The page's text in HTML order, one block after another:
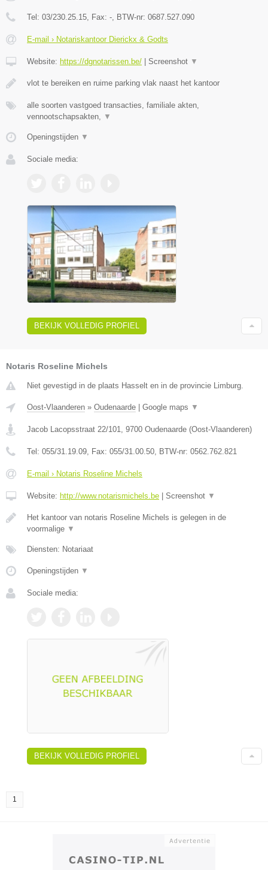
Tel: 03/230.25.15 , Fax: - , BTW-nr: 0687.527.090
E-mail › Notariskantoor Dierickx & Godts
Website: https://dgnotarissen.be/ Screenshot ▼
vlot te bereiken en ruime parking vlak naast het kantoor
alle soorten vastgoed transacties, familiale akten,
vennootschapsakten,
▼
Openingstijden ▼
Sociale media:
BEKIJK VOLLEDIG PROFIEL
Notaris Roseline Michels
Niet gevestigd in de plaats Hasselt en in de provincie Limburg.
Oost-Vlaanderen » Oudenaarde | Google maps ▼
Jacob Lacopsstraat 22/101 9700 Oudenaarde (Oost-Vlaanderen)
Tel: 055/31.19.09 , Fax: 055/31.00.50 , BTW-nr: 0562.762.821
E-mail › Notaris Roseline Michels
Website: http://www.notarismichels.be | Screenshot ▼
Het kantoor van notaris Roseline Michels is gelegen in de
voormalige ▼
Diensten: Notariaat
Openingstijden ▼
Sociale media:
BEKIJK VOLLEDIG PROFIEL
1